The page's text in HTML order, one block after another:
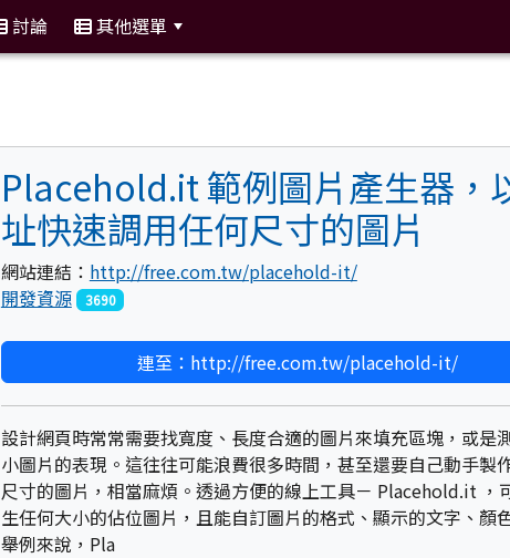
討論 其他選單
Placehold.it 範例圖片產生器，
址快速調用任何尺寸的圖片
網站連結： http://free.com.tw/placehold-it/
開發資源
3690
連至：http://free.com.tw/placehold-it/
設計網頁時常常需要找寬度、長度合適的圖片來填充區塊，或是
小圖片的表現。這往往可能浪費很多時間，甚至還要自己動手製
尺寸的圖片，相當麻煩。透過方便的線上工具－ Placehold.it ，
生任何大小的佔位圖片，且能自訂圖片的格式、顯示的文字、
舉例來說，Pla